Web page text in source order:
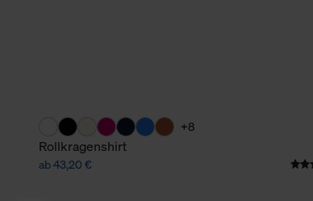
+8
Rollkragenshirt
ab 43,20 €